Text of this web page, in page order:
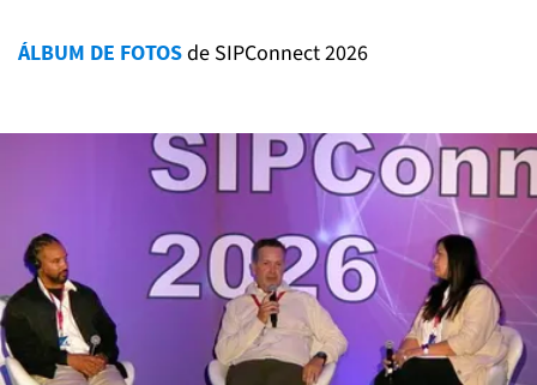
ÁLBUM DE FOTOSde SIPConnect 2026